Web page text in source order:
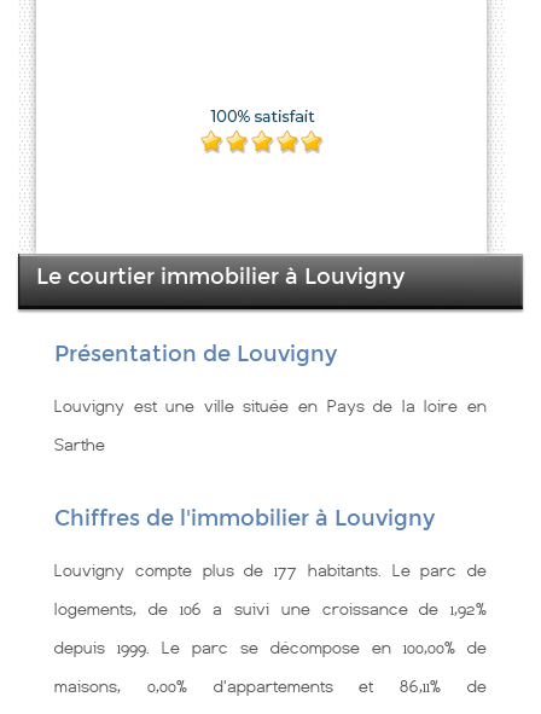
Le courtier immobilier à Louvigny
Présentation de Louvigny
Louvigny est une ville située en Pays de la loire en
Sarthe
Chiffres de l'immobilier à Louvigny
Louvigny compte plus de 177 habitants. Le parc de
logements, de 106 a suivi une croissance de 1,92%
depuis 1999. Le parc se décompose en 100,00% de
maisons, 0,00% d'appartements et 86,11% de